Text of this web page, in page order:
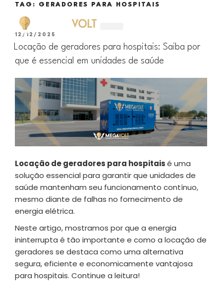
TAG: GERADORES PARA HOSPITAIS
12/12/2025
Locação de geradores para hospitais: Saiba por
que é essencial em unidades de saúde
Locação de geradores para hospitaisé uma
solução essencial para garantir que unidades de
saúde mantenham seu funcionamento contínuo,
mesmo diante de falhas no fornecimento de
energia elétrica.
Neste artigo, mostramos por que a energia
ininterrupta é tão importante e como a locação de
geradores se destaca como uma alternativa
segura, eficiente e economicamente vantajosa
para hospitais. Continue a leitura!